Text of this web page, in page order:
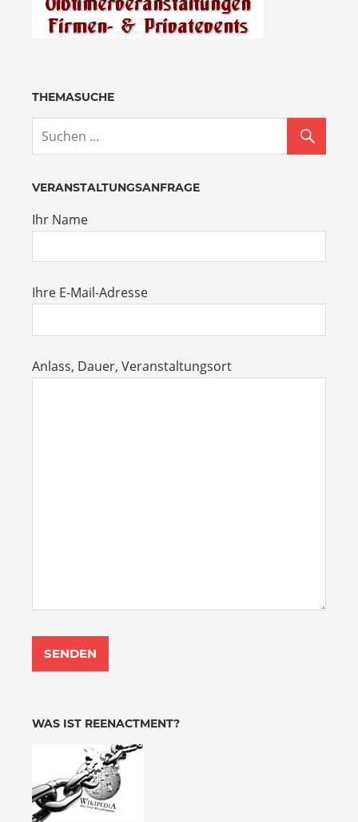
THEMASUCHE
VERANSTALTUNGSANFRAGE
Ihr Name
Ihre E-Mail-Adresse
Anlass, Dauer, Veranstaltungsort
WAS IST REENACTMENT?